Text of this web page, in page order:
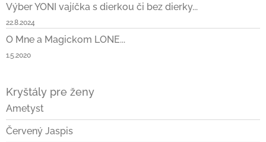
Výber YONI vajíčka s dierkou či bez dierky...
22.8.2024
O Mne a Magickom LONE...
1.5.2020
Kryštály pre ženy
Ametyst
Červený Jaspis